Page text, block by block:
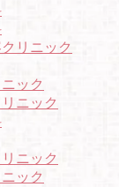
リニック
ック
ニック
ニック
ック